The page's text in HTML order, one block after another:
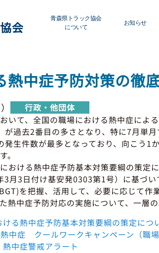
会
青森県トラック協会
について
ディスクロージャー
会員名簿
研修センターのご案内
お知らせ
行政・他団
適正化事業
熱中症予防対策の徹
行政・他団体
いて、全国の職場における熱中症によ
が過去2番目の多さとなり、特に7月単月
生件数が最多となっており、向こう1
。
おける熱中症予防基本対策要綱の策定
月3日付け基安発0303第1号）に基づい
を把握、活用して、必要に応じて
熱中症予防対応の実施について、一層
ける熱中症予防基本対策要綱の策定に
熱中症 クールワークキャンペーン（職
熱中症警戒アラート